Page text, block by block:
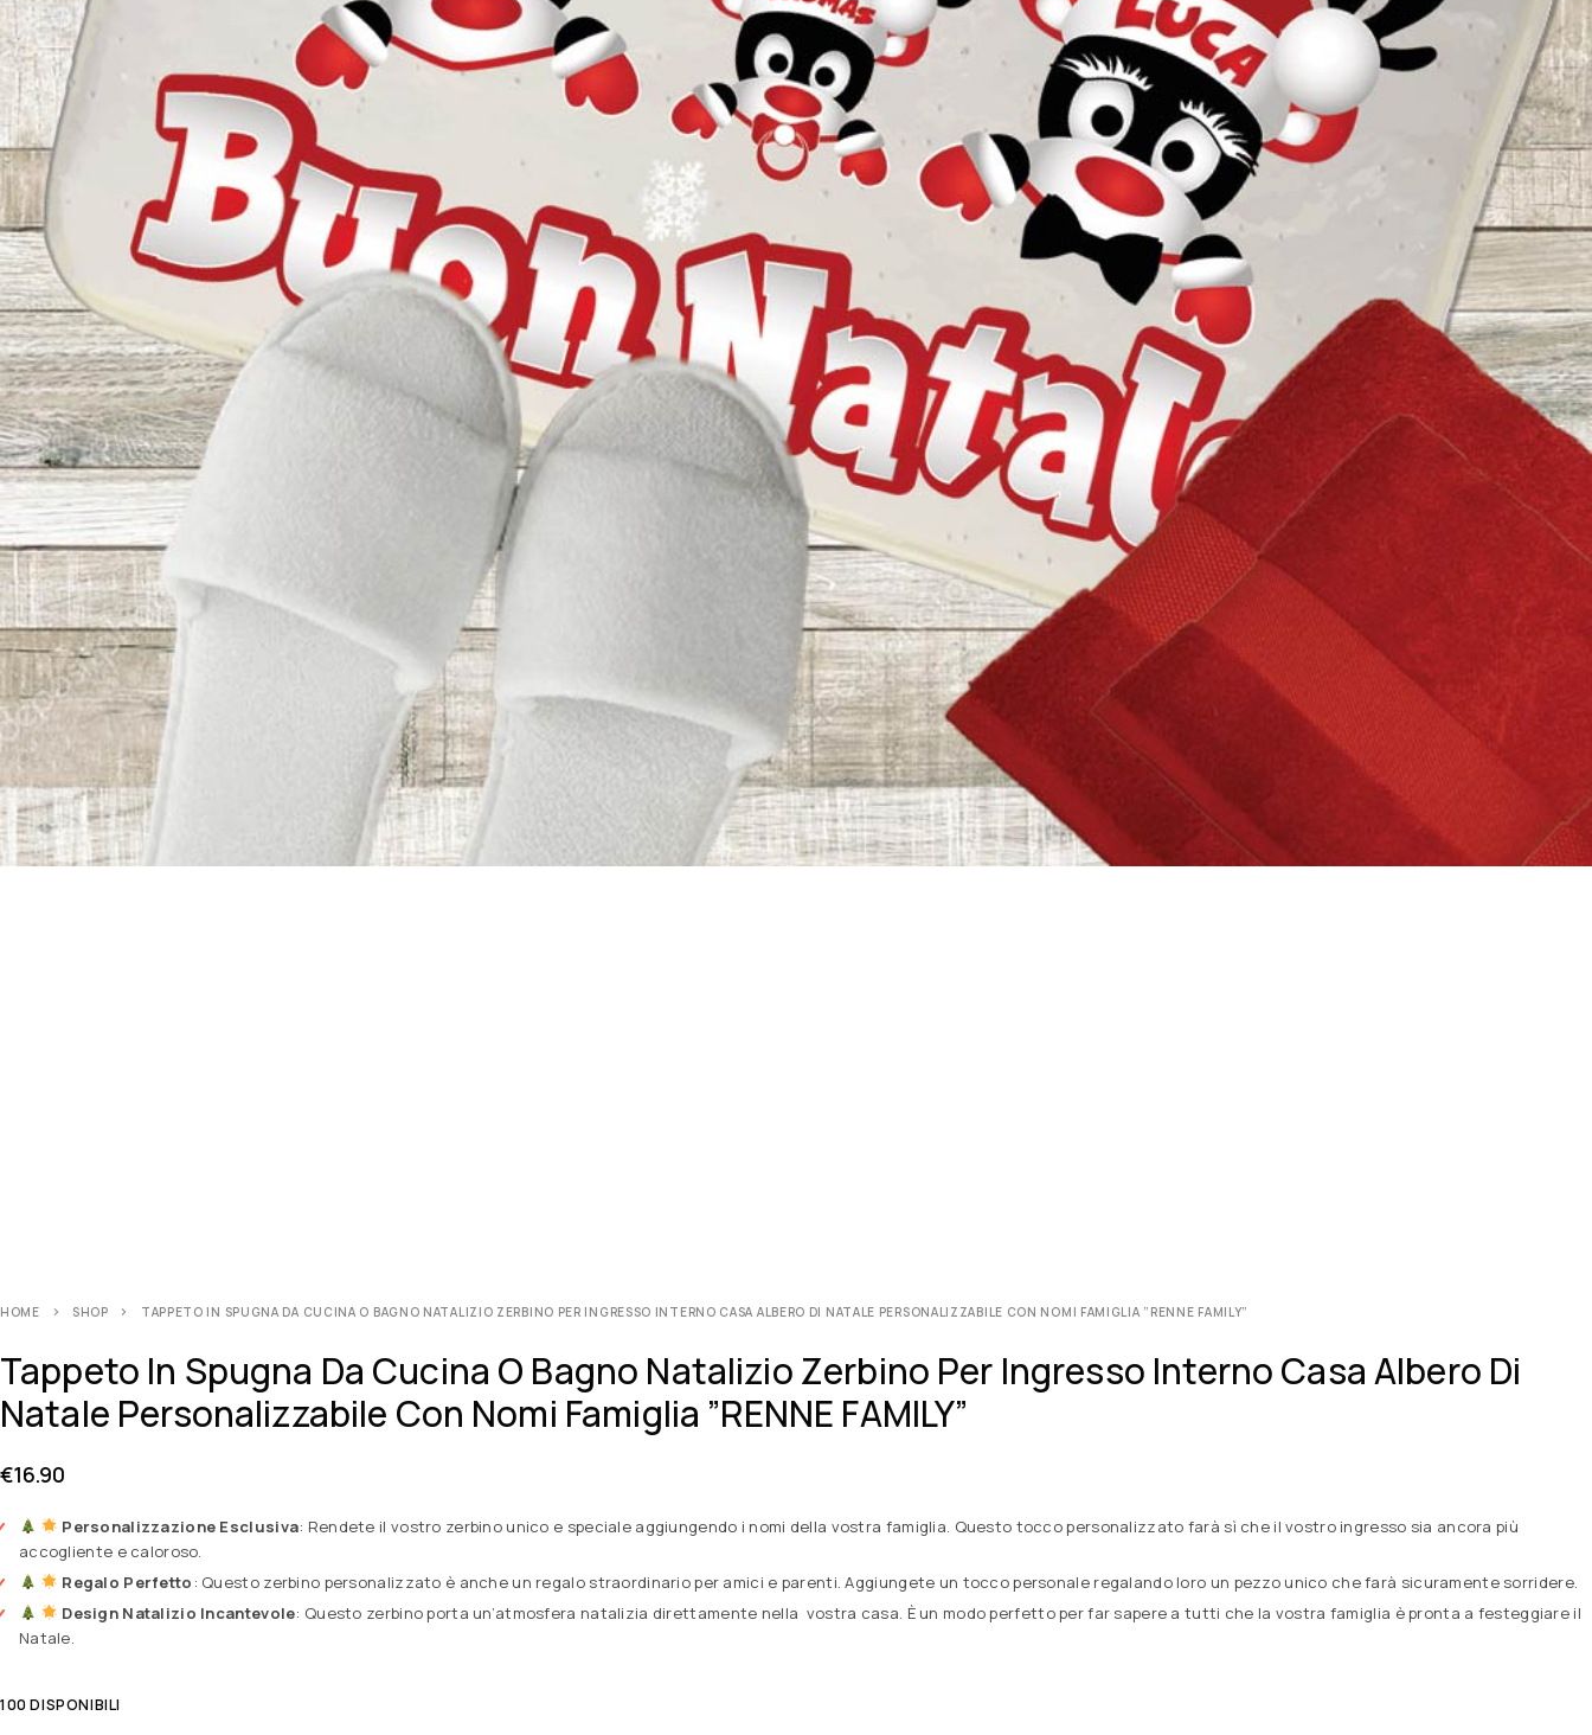
HOME SHOP TAPPETO IN SPUGNA DA CUCINA O BAGNO NATALIZIO ZERBINO PER INGRESSO INTERNO CASA ALBERO DI NATALE PERSONALIZZABILE CON NOMI FAMIGLIA ”RENNE FAMILY”
Tappeto In Spugna Da Cucina O Bagno Natalizio Zerbino Per Ingresso Interno Casa Albero Di
Natale Personalizzabile Con Nomi Famiglia ”RENNE FAMILY”
€16.90
Personalizzazione Esclusiva: Rendete il vostro zerbino unico e speciale aggiungendo i nomi della vostra famiglia. Questo tocco personalizzato farà sì che il vostro ingresso sia ancora più
accogliente e caloroso.
Regalo Perfetto : Questo zerbino personalizzato è anche un regalo straordinario per amici e parenti. Aggiungete un tocco personale regalando loro un pezzo unico che farà sicuramente sorridere.
Design Natalizio Incantevole: Questo zerbino porta un’atmosfera natalizia direttamente nella vostra casa. È un modo perfetto per far sapere a tutti che la vostra famiglia è pronta a festeggiare il
Natale.
100 DISPONIBILI